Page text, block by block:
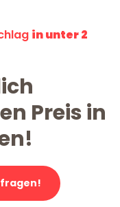
in unter 2
Preis in